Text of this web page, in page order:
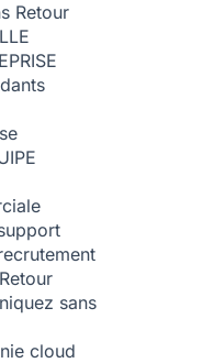
Retour
Retour
sans
cloud